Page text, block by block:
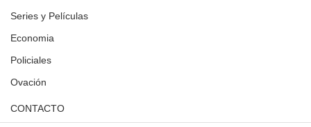
Series y Películas
Economia
Policiales
Ovación
CONTACTO